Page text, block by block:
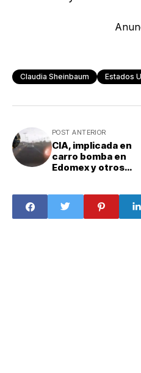
Claudia Sheinbaum Estados
POST ANTERIOR
CIA, implicada en
carro bomba en
Edomex y otros